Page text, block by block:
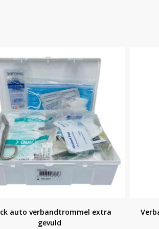
auto verbandtrommel extra
gevuld